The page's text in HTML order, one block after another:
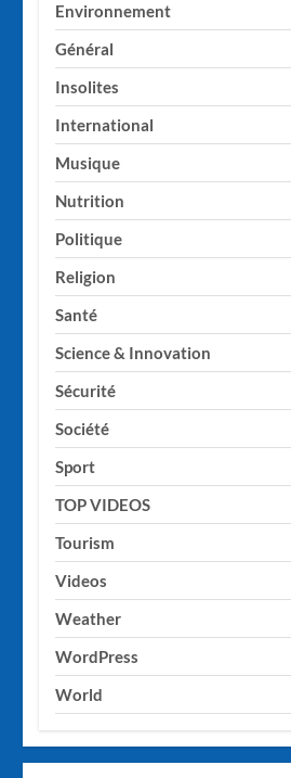
Environnement
Général
Insolites
International
Musique
Nutrition
Politique
Religion
Santé
Science & Innovation
Sécurité
Société
Sport
TOP VIDEOS
Tourism
Videos
Weather
WordPress
World